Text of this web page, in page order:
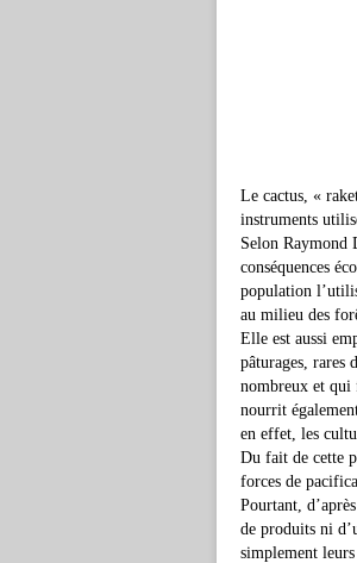
Le cactus, «
instruments
Selon Raymond
conséquences
population
au milieu des
Elle est aussi
pâturages, rares
nombreux et qui
nourrit
en effet, les
Du fait de cette
forces de
Pourtant,
de produits ni
simplement